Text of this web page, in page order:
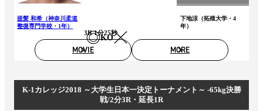
提髪 和希（神奈川柔道
整復専門学校・1年）
KO
3R 1分25秒
下地涼（拓殖大学・4
年）
MOVIE MORE
K-1カレッジ2018 ～大学生日本一決定トーナメント～ -65kg決勝
戦/2分3R・延長1R